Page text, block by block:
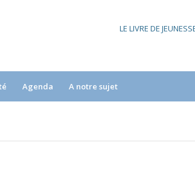
LE LIVRE DE
Agenda A notre sujet